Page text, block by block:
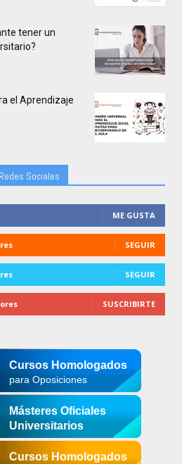
tener un
el Aprendizaje
Sociales
ME GUSTA
SEGUIR
SEGUIR
SUSCRIBIRTE
Cursos Homologados
para Oposiciones
Másteres Oficiales
Universitarios
Cursos Homologados